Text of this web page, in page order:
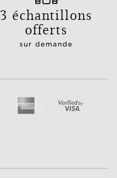
3 échantillons
offerts
sur demande